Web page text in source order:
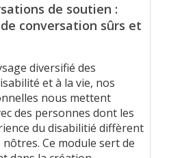
de soutien :
conversation sûrs et
diversifié des
et à la vie, nos
nous mettent
des personnes dont les
du disabilitié diffèrent
Ce module sert de